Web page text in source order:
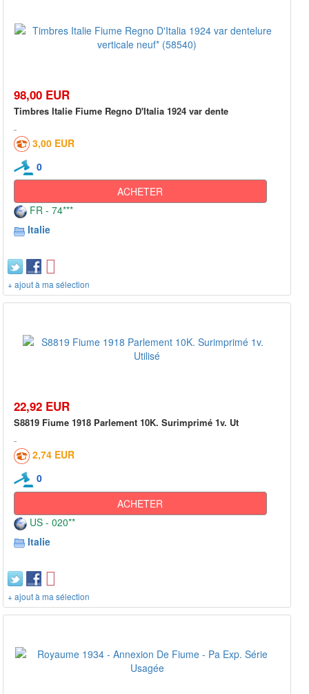
98,00 EUR
Timbres Italie Fiume Regno D'Italia 1924 var dente
3,00 EUR
0
ACHETER
FR - 74***
Italie
+ ajout à ma sélection
22,92 EUR
S8819 Fiume 1918 Parlement 10K. Surimprimé 1v. Ut
2,74 EUR
0
ACHETER
US - 020**
Italie
+ ajout à ma sélection